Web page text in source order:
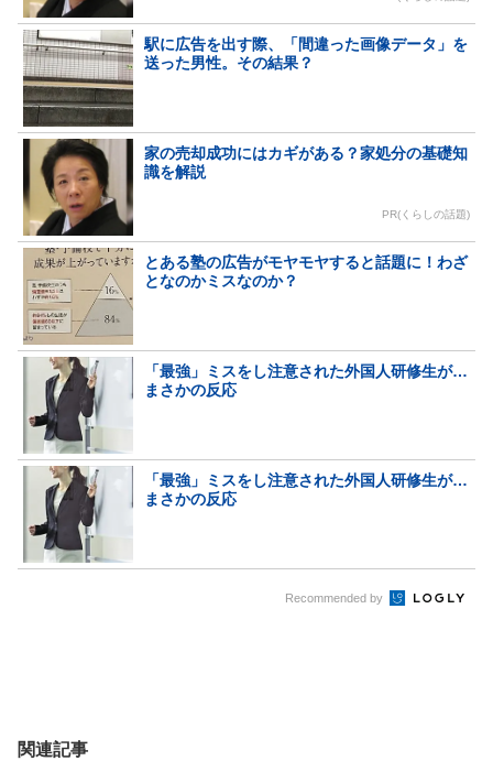
駅に広告を出す際、「間違った画像データ」を
送った男性。その結果？
家の売却成功にはカギがある？家処分の基礎知
識を解説
PR(くらしの話題)
とある塾の広告がモヤモヤすると話題に！わざ
となのかミスなのか？
「最強」ミスをし注意された外国人研修生が…
まさかの反応
「最強」ミスをし注意された外国人研修生が…
まさかの反応
Recommended by
関連記事